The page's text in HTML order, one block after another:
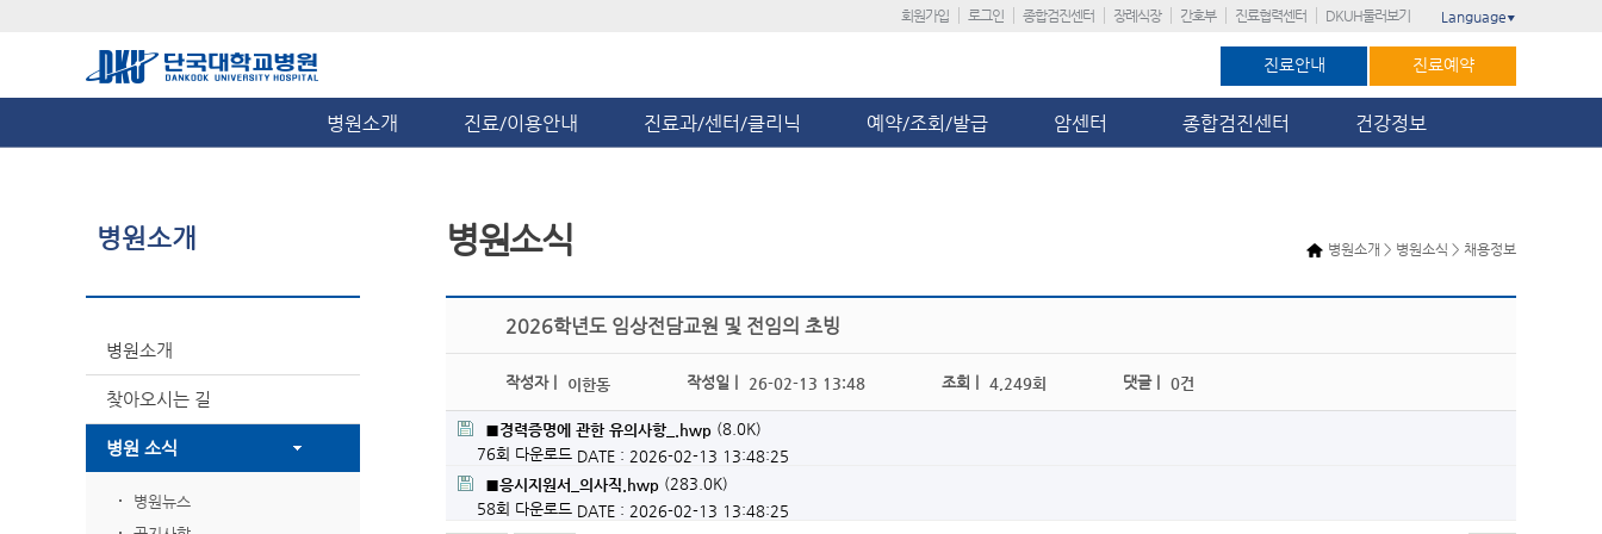
회원가입 로그인 종합검진센터 장례식장 간호부 진료협력센터 DKUH둘러보기 Language ▼
진료안내 진료예약
병원소개 진료/이용안내 진료과/센터/클리닉 예약/조회/발급 암센터 종합검진센터 건강정보
병원소개
병원소개
찾아오시는 길
병원 소식
병원뉴스
병원소개 > 병원소식 > 채용정보
병원소식
2026학년도 임상전담교원 및 전임의 초빙
작성자 | 이한동 작성일 | 26-02-13 13:48 조회 | 4,249회 댓글 | 0건
■경력증명에 관한 유의사항_.hwp (8.0K)
76회 다운로드 DATE : 2026-02-13 13:48:25
■응시지원서_의사직.hwp (283.0K)
58회 다운로드 DATE : 2026-02-13 13:48:25